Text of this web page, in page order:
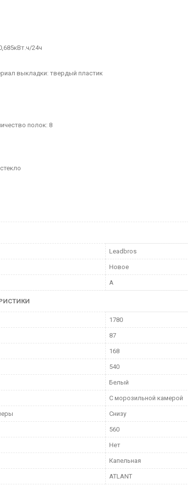
24ч
выкладки: твердый пластик
полок: 8
Leadbros
Новое
A
1780
87
168
540
Белый
С морозильной камерой
Снизу
560
Нет
Капельная
ATLANT